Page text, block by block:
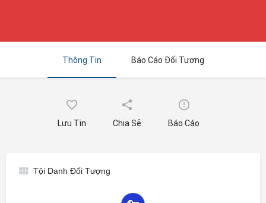
Thông Tin Báo Cáo Đối Tượng
Lưu Tin Chia Sẻ Báo Cáo
Tội Danh Đối Tượng